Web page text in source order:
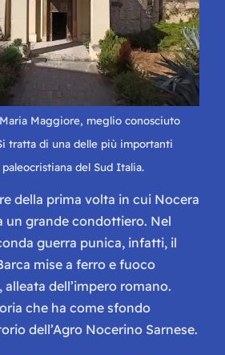
Maggiore, meglio conosciuto
tratta di una delle più importanti
del Sud Italia.
della prima volta in cui Nocera
un grande condottiero. Nel
guerra punica, infatti, il
mise a ferro e fuoco
dell’impero romano.
che ha come sfondo
dell’Agro Nocerino Sarnese.